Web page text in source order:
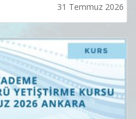
31 Temmuz 2026